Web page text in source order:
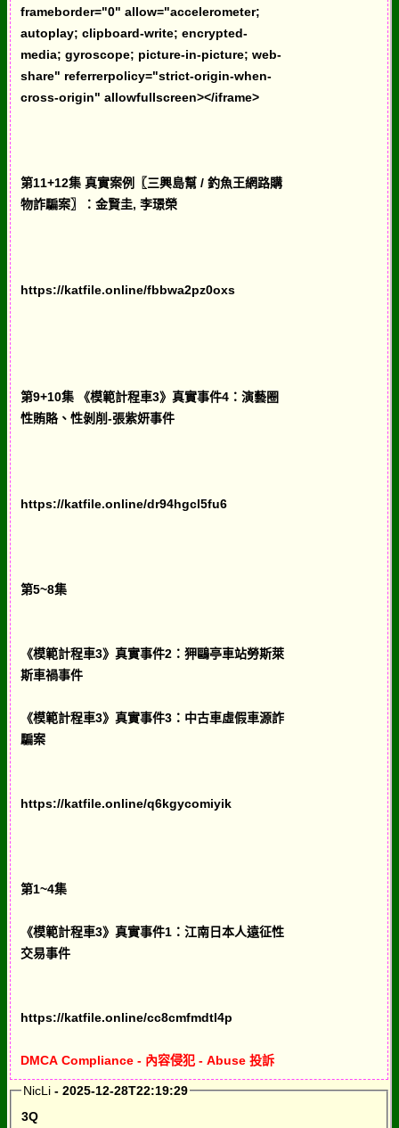
frameborder="0" allow="accelerometer;
autoplay; clipboard-write; encrypted-
media; gyroscope; picture-in-picture; web-
share" referrerpolicy="strict-origin-when-
cross-origin" allowfullscreen></iframe>
第11+12集 真實案例〖三興島幫 / 釣魚王網路購
物詐騙案〗：金賢圭, 李璟榮
https://katfile.online/fbbwa2pz0oxs
第9+10集 《模範計程車3》真實事件4：演藝圈
性賄賂、性剝削-張紫妍事件
https://katfile.online/dr94hgcl5fu6
第5~8集
《模範計程車3》真實事件2：狎鷗亭車站勞斯萊
斯車禍事件
《模範計程車3》真實事件3：中古車虛假車源詐
騙案
https://katfile.online/q6kgycomiyik
第1~4集
《模範計程車3》真實事件1：江南日本人遠征性
交易事件
https://katfile.online/cc8cmfmdtl4p
DMCA Compliance - 內容侵犯 - Abuse 投訴
NicLi- 2025-12-28T22:19:29
3Q